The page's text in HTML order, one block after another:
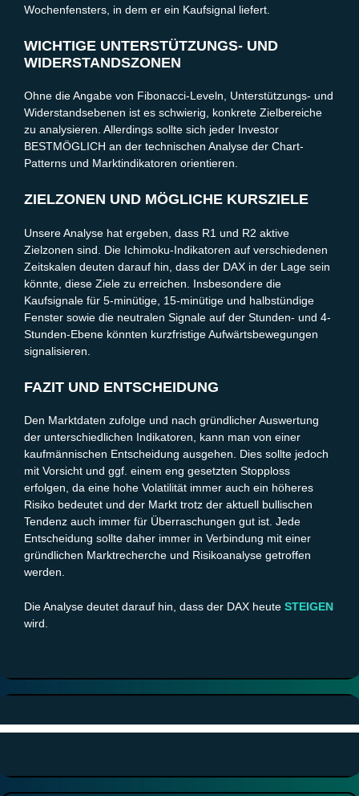
Wochenfensters, in dem er ein Kaufsignal liefert.
WICHTIGE UNTERSTÜTZUNGS- UND
WIDERSTANDSZONEN
Ohne die Angabe von Fibonacci-Leveln, Unterstützungs- und
Widerstandsebenen ist es schwierig, konkrete Zielbereiche
zu analysieren. Allerdings sollte sich jeder Investor
BESTMÖGLICH an der technischen Analyse der Chart-
Patterns und Marktindikatoren orientieren.
ZIELZONEN UND MÖGLICHE KURSZIELE
Unsere Analyse hat ergeben, dass R1 und R2 aktive
Zielzonen sind. Die Ichimoku-Indikatoren auf verschiedenen
Zeitskalen deuten darauf hin, dass der DAX in der Lage sein
könnte, diese Ziele zu erreichen. Insbesondere die
Kaufsignale für 5-minütige, 15-minütige und halbstündige
Fenster sowie die neutralen Signale auf der Stunden- und 4-
Stunden-Ebene könnten kurzfristige Aufwärtsbewegungen
signalisieren.
FAZIT UND ENTSCHEIDUNG
Den Marktdaten zufolge und nach gründlicher Auswertung
der unterschiedlichen Indikatoren, kann man von einer
kaufmännischen Entscheidung ausgehen. Dies sollte jedoch
mit Vorsicht und ggf. einem eng gesetzten Stopploss
erfolgen, da eine hohe Volatilität immer auch ein höheres
Risiko bedeutet und der Markt trotz der aktuell bullischen
Tendenz auch immer für Überraschungen gut ist. Jede
Entscheidung sollte daher immer in Verbindung mit einer
gründlichen Marktrecherche und Risikoanalyse getroffen
werden.
Die Analyse deutet darauf hin, dass der DAX heute STEIGEN
wird.